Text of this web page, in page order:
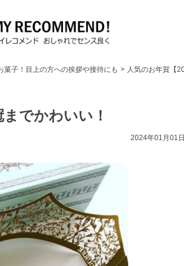
菓子！目上の方への挨拶や接待にも > 人気のお年賀【
でかわいい！
2024年01月01